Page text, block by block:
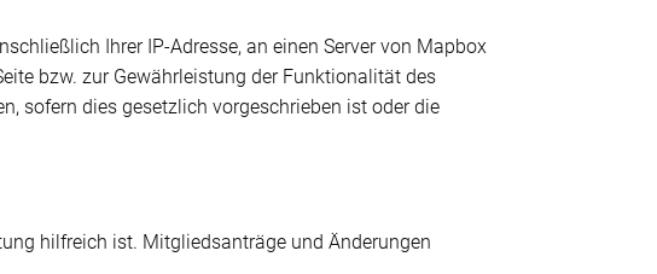
Ihrer IP-Adresse, an einen Server von Mapbox
bzw. zur Gewährleistung der Funktionalität des
sofern dies gesetzlich vorgeschrieben ist oder die
hilfreich ist. Mitgliedsanträge und Änderungen